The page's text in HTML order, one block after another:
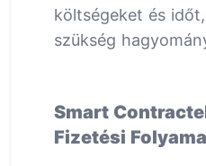
költségeket és
szükség
Smart
Fizetési